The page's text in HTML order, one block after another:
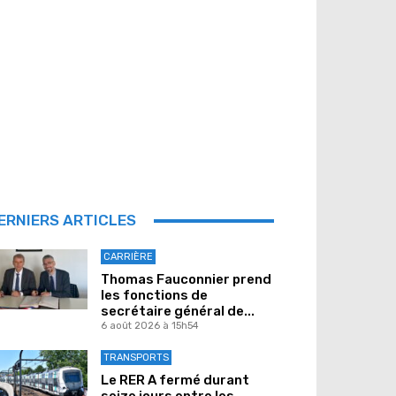
ARTICLES
CARRIÈRE
Thomas Fauconnier prend
les fonctions de
secrétaire général de...
6 août 2026 à 15h54
TRANSPORTS
Le RER A fermé durant